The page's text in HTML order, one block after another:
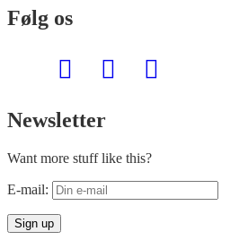
Følg os
Newsletter
Want more stuff like this?
E-mail: